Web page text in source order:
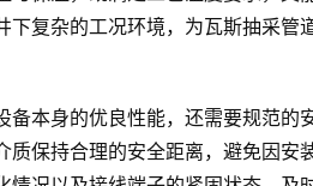
复杂的工况环境，为瓦斯抽采管
本身的优良性能，还需要规范的
保持合理的安全距离，避免因安